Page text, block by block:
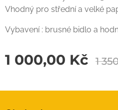
Vhodný pro střední a velké
Vybavení : brusné bidlo a
1 000,00 Kč 1